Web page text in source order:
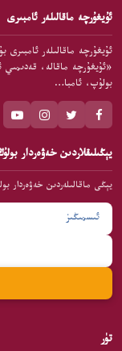
ئۇيغۇرچە ماقالىلەر ئامبىرى
ئۇيغۇرچە ماقالىلەر ئامبىرى
«ئۇيغۇرچە ماقالە، قەدىمىي
بولۇپ، ئامبا…
يېڭىلىقلاردىن خەۋەردار
يېڭى ماقالىلەردىن خەۋەردار
تۈر